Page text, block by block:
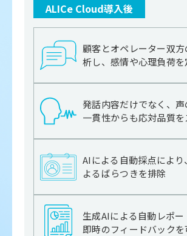
ALICe Cloud導入後
顧客とオペレーター双
析し、感情や心理負荷を
発話内容だけでなく、
一貫性からも応対品質
AIによる自動採点により
よるばらつきを排除
生成AIによる自動レポー
即時のフィードバックを